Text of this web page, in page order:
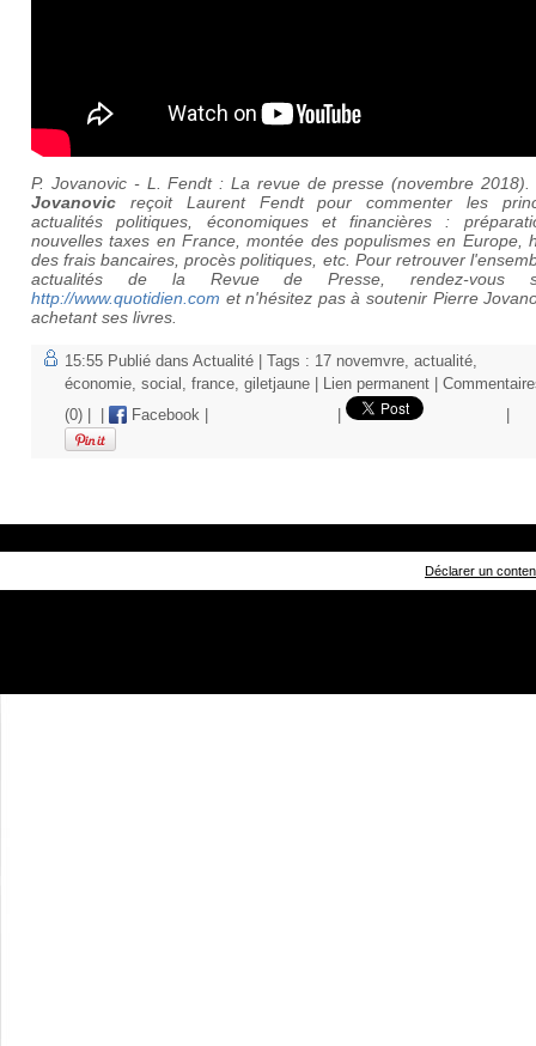
P. Jovanovic - L. Fendt : La revue de presse (novembre 2018).
Jovanovic reçoit Laurent Fendt pour commenter les
actualités politiques, économiques et financières :
nouvelles taxes en France, montée des populismes en Europe,
des frais bancaires, procès politiques, etc. Pour retrouver
actualités de la Revue de Presse, rendez-vous
http://www.quotidien.com et n'hésitez pas à soutenir Pierre
achetant ses livres.
15:55 Publié dans Actualité | Tags : 17 novemvre, actualité,
économie, social , france, giletjaune Lien permanent
(0)
Facebook
Déclarer un